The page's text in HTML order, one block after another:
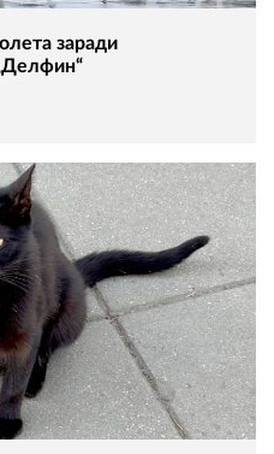
заради